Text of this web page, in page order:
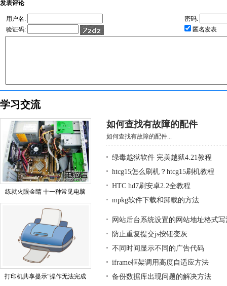
发表评论
用户名:
密码:
验证码:
匿名发表
学习交流
练就火眼金睛 十一种常见电脑
打印机共享提示“操作无法完成
如何查找有故障的配件
如何查找有故障的配件...
绿毒越狱软件 完美越狱4.21教程
htcg15怎么刷机？htcg15刷机教程
HTC hd7刷安卓2.2全教程
mpkg软件下载和卸载的方法
网站后台系统设置的网站地址格式写
防止重复提交js按钮变灰
不同时间显示不同的广告代码
iframe框架调用高度自适应方法
备份数据库出现问题的解决方法